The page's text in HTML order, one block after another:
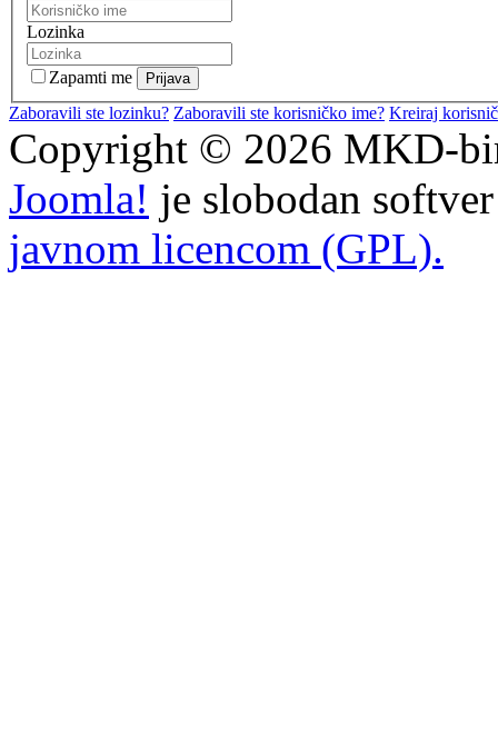
Lozinka
Zapamti me
Zaboravili ste lozinku? Zaboravili ste korisničko ime? Kreiraj
Copyright © 2026 MKD-
Joomla! je slobodan
javnom licencom (GPL).